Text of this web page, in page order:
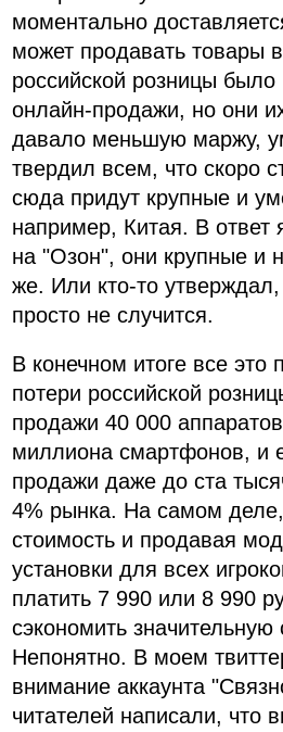
моментально
может продавать товары
российской розницы
онлайн-продажи, но они
давало меньшую маржу,
твердил всем, что скоро
сюда придут крупные и
например, Китая. В
на "Озон", они крупные и
же. Или кто-то
просто не случится.
В конечном итоге все
потери российской
продажи 40 000
миллиона смартфонов, и
продажи даже до ста
4% рынка. На самом деле,
стоимость и продавая
установки для всех
платить 7 990 или 8 990
сэкономить
Непонятно. В моем
внимание аккаунта
читателей написали, что